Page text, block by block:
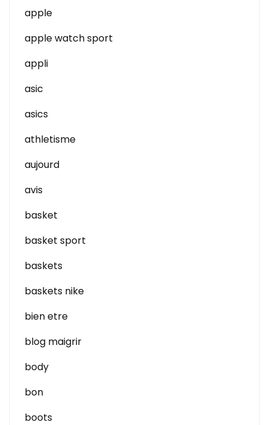
apple
apple watch sport
appli
asic
asics
athletisme
aujourd
avis
basket
basket sport
baskets
baskets nike
bien etre
blog maigrir
body
bon
boots